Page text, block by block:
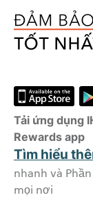
Tải ứng dụng
Rewards app
Tìm hiểu
nhanh và
mọi nơi